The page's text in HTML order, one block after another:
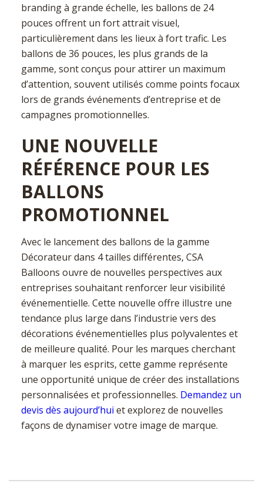
branding à grande échelle, les ballons de 24
pouces offrent un fort attrait visuel,
particulièrement dans les lieux à fort trafic. Les
ballons de 36 pouces, les plus grands de la
gamme, sont conçus pour attirer un maximum
d’attention, souvent utilisés comme points focaux
lors de grands événements d’entreprise et de
campagnes promotionnelles.
UNE NOUVELLE
RÉFÉRENCE POUR LES
BALLONS
PROMOTIONNEL
Avec le lancement des ballons de la gamme
Décorateur dans 4 tailles différentes, CSA
Balloons ouvre de nouvelles perspectives aux
entreprises souhaitant renforcer leur visibilité
événementielle. Cette nouvelle offre illustre une
tendance plus large dans l’industrie vers des
décorations événementielles plus polyvalentes et
de meilleure qualité. Pour les marques cherchant
à marquer les esprits, cette gamme représente
une opportunité unique de créer des installations
personnalisées et professionnelles. Demandez un
devis dès aujourd’hui et explorez de nouvelles
façons de dynamiser votre image de marque.